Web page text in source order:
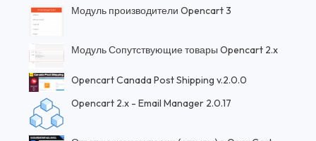
Модуль производители Opencart 3
Модуль Сопутствующие товары Opencart 2.x
Opencart Canada Post Shipping v.2.0.0
Opencart 2.x - Email Manager 2.0.17